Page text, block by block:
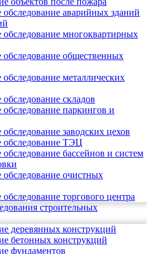
обследование аварийных зданий
обследование многоквартирных
обследование общественных
обследование металлических
обследование складов
обследование паркингов и
обследование заводских цехов
обследование ТЭЦ
обследование бассейнов и систем
обследование очистных
обследование торгового центра
строительных
деревянных конструкций
бетонных конструкций
фундаментов